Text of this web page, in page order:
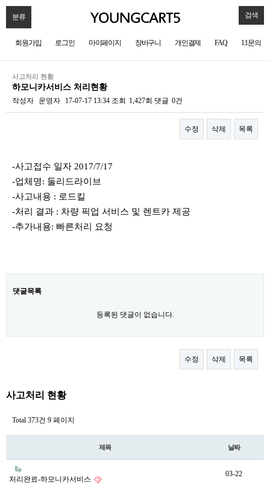
분류 검색
회원가입 로그인 마이페이지 장바구니 개인결제 FAQ 1:1문의
사고처리 현황
하모니카서비스 처리현황
작성자 운영자 17-07-17 13:34 조회 1,427회 댓글 0건
수정 삭제 목록
-사고접수 일자 2017/7/17
-업체명: 둘리드라이브
-사고내용 : 로드킬
-처리 결과 : 차량 픽업 서비스 및 렌트카 제공
-추가내용: 빠른처리 요청
댓글목록
등록된 댓글이 없습니다.
수정 삭제 목록
사고처리 현황
Total 373건 9 페이지
제목 날짜
처리완료-하모니카서비스
03-22